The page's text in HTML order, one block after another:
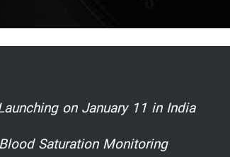
on January 11 in India
Saturation Monitoring